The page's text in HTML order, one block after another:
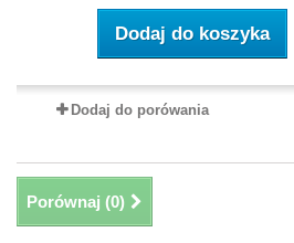
Dodaj do koszyka
Dodaj do porówania
Porównaj (0)